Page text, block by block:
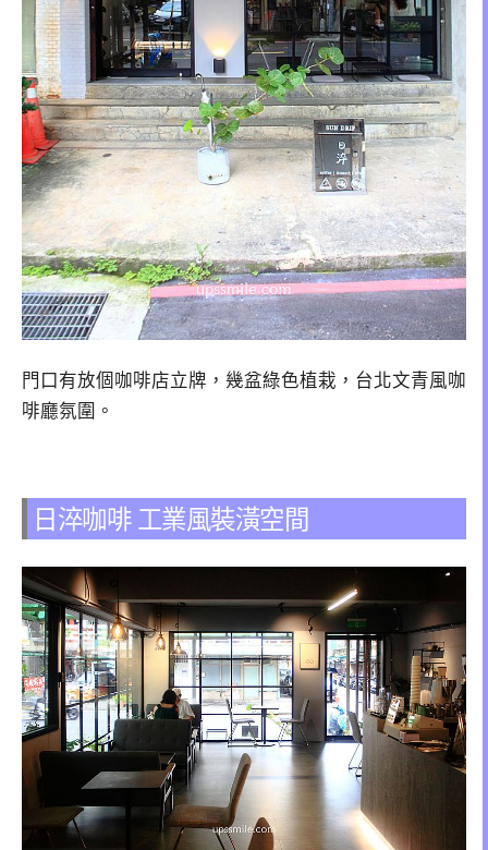
門口有放個咖啡店立牌，幾盆綠色植栽，台北文青風咖
啡廳氛圍。
日淬咖啡 工業風裝潢空間